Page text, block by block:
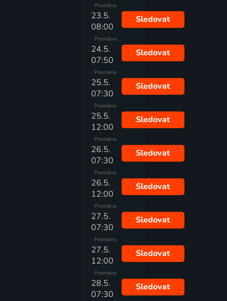
Premiéra
23.5.
08:00
Premiéra
Sledovat
24.5.
07:50
Premiéra
Sledovat
25.5.
07:30
Premiéra
Sledovat
25.5.
12:00
Premiéra
Sledovat
26.5.
07:30
Premiéra
Sledovat
26.5.
12:00
Premiéra
Sledovat
27.5.
07:30
Premiéra
Sledovat
27.5.
12:00
Premiéra
Sledovat
28.5.
07:30
Sledovat